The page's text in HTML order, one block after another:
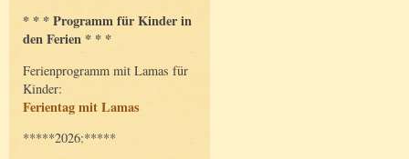
* * * Programm für Kinder in
den Ferien * * *
Ferienprogramm mit Lamas für
Kinder:
Ferientag mit Lamas
*****2026:*****